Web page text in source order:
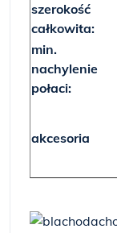
szerokość
całkowita:
min.
nachylenie
połaci:
akcesoria